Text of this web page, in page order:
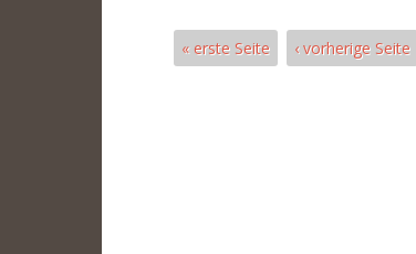
« erste Seite ‹ vorherige Seite